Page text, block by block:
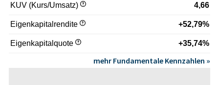
KUV (Kurs/Umsatz) 4,66
Eigenkapitalrendite +52,79%
Eigenkapitalquote +35,74%
mehr Fundamentale Kennzahlen »